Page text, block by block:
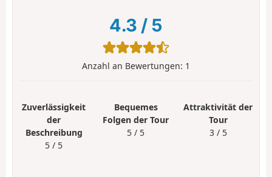
4.3 / 5
Anzahl an Bewertungen: 1
Zuverlässigkeit
der
Beschreibung
5 / 5
Bequemes
Folgen der Tour
5 / 5
Attraktivität der
Tour
3 / 5